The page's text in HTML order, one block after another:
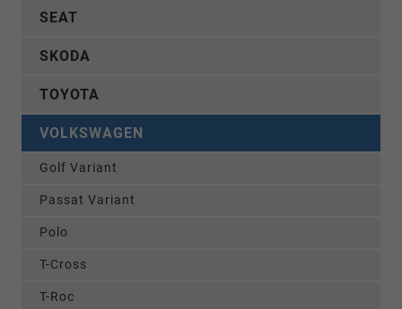
SEAT
SKODA
TOYOTA
VOLKSWAGEN
Golf Variant
Passat Variant
Polo
T-Cross
T-Roc